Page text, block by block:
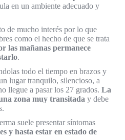
en un ambiente adecuado y
de mucho interés por lo que
como el hecho de que se trata
las mañanas permanece
.
todo el tiempo en brazos y
lugar tranquilo, silencioso, a
llegue a pasar los 27 grados. La
zona muy transitada y debe
suele presentar síntomas
y hasta estar en estado de